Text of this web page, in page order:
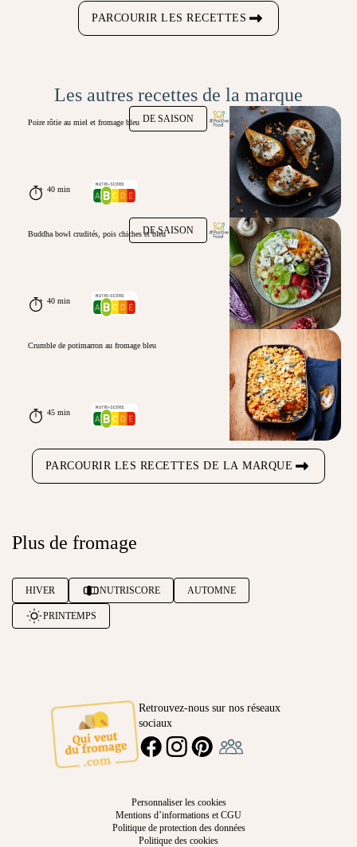
PARCOURIR LES RECETTES
Les autres recettes de la marque
DE SAISON
Poire rôtie au miel et fromage bleu
40 min
DE SAISON
Buddha bowl crudités, pois chiches et bleu
40 min
Crumble de potimarron au fromage bleu
45 min
PARCOURIR LES RECETTES DE LA MARQUE
Plus de fromage
HIVER NUTRISCORE AUTOMNE
PRINTEMPS
Retrouvez-nous sur nos réseaux
sociaux
FACEBOOKINSTAGRAMPINTEREST
Personnaliser les cookies
Mentions d’informations et CGU
Politique de protection des données
Politique des cookies